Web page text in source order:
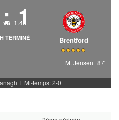
: 1
xG 1.43
TERMINÉ Brentford
M. Jensen 87'
| Mi-temps: 2-0